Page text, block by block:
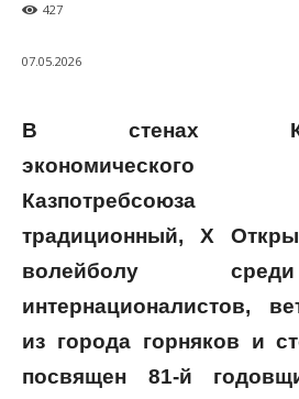
427
07.05.2026
В стенах
экономического
Казпотребсоюза
традиционный, X
волейболу
интернационалистов,
из города горняков и
посвящен 81-й